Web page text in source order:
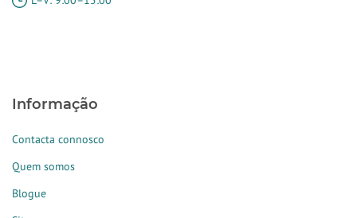
Informação
Contacta connosco
Quem somos
Blogue